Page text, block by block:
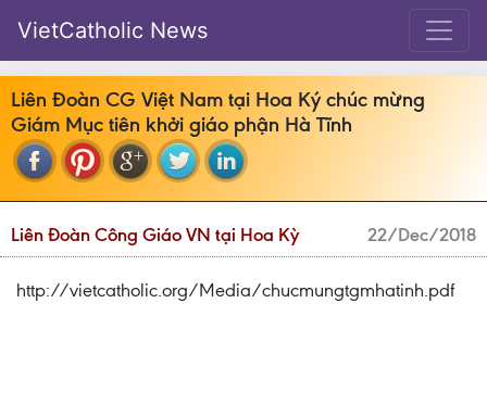
VietCatholic News
Liên Đoàn CG Việt Nam tại Hoa Ký chúc mừng
Giám Mục tiên khởi giáo phận Hà Tĩnh
Liên Đoàn Công Giáo VN tại Hoa Kỳ 22/Dec/2018
http://vietcatholic.org/Media/chucmungtgmhatinh.pdf